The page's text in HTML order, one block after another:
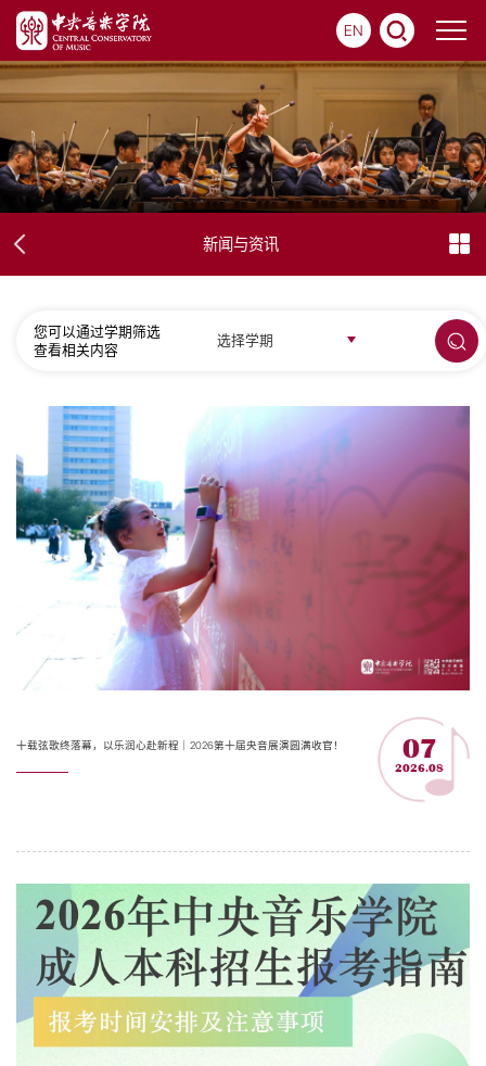
EN
新闻与资讯
您可以通过学期筛选
查看相关内容
选择学期
十载弦歌终落幕，以乐润心赴新程｜2026第十届央音展演圆满收官！ 07
2026.08